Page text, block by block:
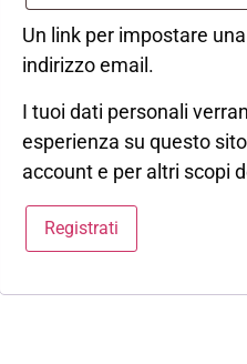
Un link per impostare
indirizzo email.
I tuoi dati personali
esperienza su questo
account e per altri scopi
Registrati